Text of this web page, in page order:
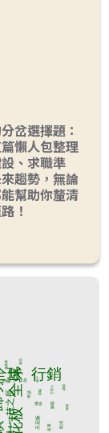
岔選擇題：
懶人包整理
、求職準
趨勢，無論
幫助你釐清
！